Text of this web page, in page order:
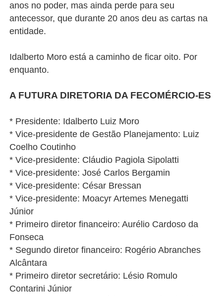
anos no poder, mas ainda perde para seu
antecessor, que durante 20 anos deu as cartas na
entidade.
Idalberto Moro está a caminho de ficar oito. Por
enquanto.
A FUTURA DIRETORIA DA FECOMÉRCIO-ES
* Presidente: Idalberto Luiz Moro
* Vice-presidente de Gestão Planejamento: Luiz
Coelho Coutinho
* Vice-presidente: Cláudio Pagiola Sipolatti
* Vice-presidente: José Carlos Bergamin
* Vice-presidente: César Bressan
* Vice-presidente: Moacyr Artemes Menegatti
Júnior
* Primeiro diretor financeiro: Aurélio Cardoso da
Fonseca
* Segundo diretor financeiro: Rogério Abranches
Alcântara
* Primeiro diretor secretário: Lésio Romulo
Contarini Júnior